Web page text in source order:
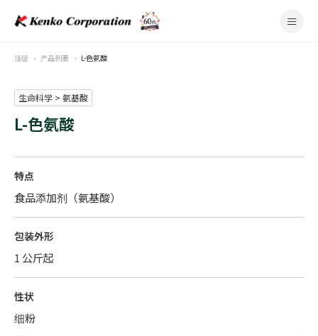
顶级 产品列表 L-色氨酸
生命科学 > 氨基酸
L-色氨酸
特点
食品添加剂（氨基酸）
包装外形
1 公斤起
性状
细粉